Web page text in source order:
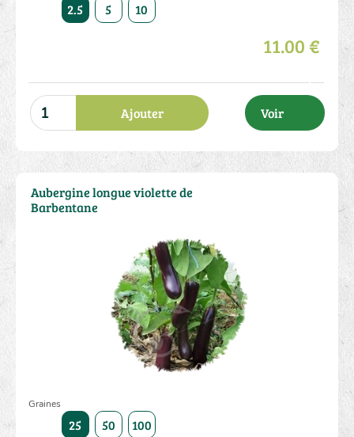
2.5 5 10
11.00 €
Ajouter Voir
Graines
25 50 100
Aubergine longue violette de
Barbentane